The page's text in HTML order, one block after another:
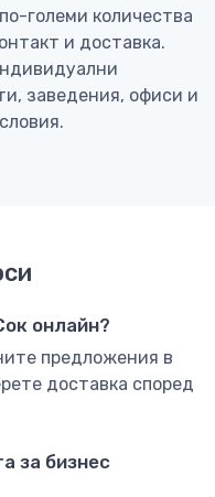
големи количества
и доставка.
заведения, офиси и
онлайн?
предложения в
доставка според
за бизнес